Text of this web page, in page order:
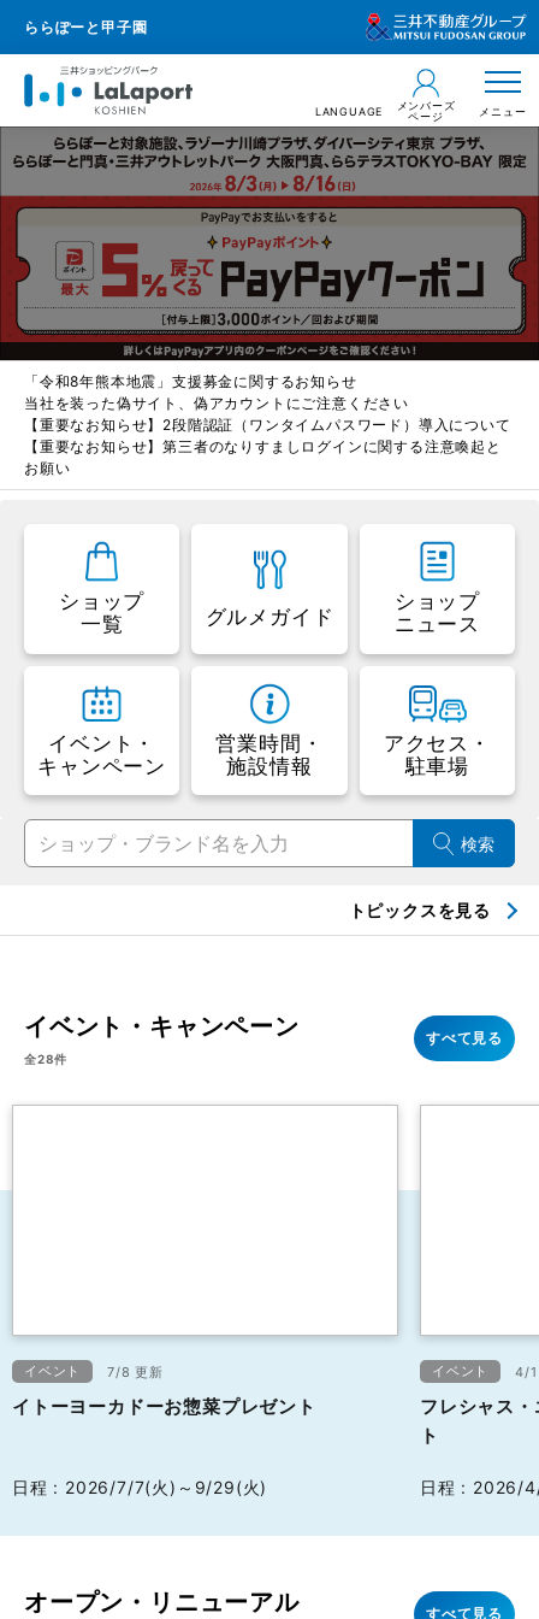
ららぽーと甲子園
LANGUAGE メンバーズ
ページ メニュー
「令和8年熊本地震」支援募金に関するお知らせ
当社を装った偽サイト、偽アカウントにご注意ください
【重要なお知らせ】2段階認証（ワンタイムパスワード）導入について
【重要なお知らせ】第三者のなりすましログインに関する注意喚起と
お願い
ショップ
一覧 グルメガイド
ショップ
ニュース
イベント・
キャンペーン
営業時間・
施設情報
アクセス・
駐車場
検索
トピックスを見る
三井ショッピングパークアプリなら
便利にお買い物ができます！
→ダウンロード
イベント 7/8 更新
日程 : 2026/7/7(火)～9/29(火)
イベント 4/
日程 : 2026/